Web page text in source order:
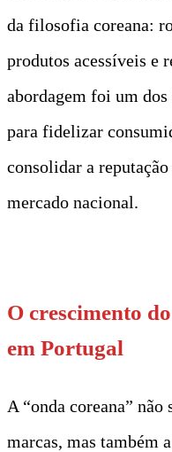
da filosofia coreana:
produtos acessíveis e
abordagem foi um
para fidelizar
consolidar a
mercado nacional.
O crescimento
em Portugal
A “onda coreana”
marcas, mas também